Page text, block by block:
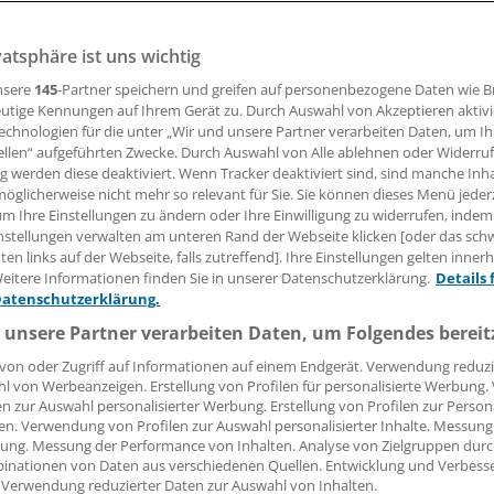
der eine Hausarzt-Praxis aufsucht, hat eine
Beim Verdacht auf eine psychische Erkrankung
Zwei Psychotherapeuten geben Empfehlungen für
Leserin, lieber Leser,
Beitrag können Sie lesen, sobald Sie sich
Jetzt anmelden »
vergessen?
Problem beim Login?
ist mit wenigen Klicks erledigt und kostenlos.
des kostenlosen Login:
ist uns wichtig
145-Partner speichern und greifen auf personenbezogene Daten wie
Kennungen auf Ihrem Gerät zu. Durch Auswahl von Akzeptieren
für die unter „Wir und unsere Partner verarbeiten Daten, um
aufgeführten Zwecke. Durch Auswahl von Alle ablehnen oder
werden diese deaktiviert. Wenn Tracker deaktiviert sind, sind manche
nicht mehr so relevant für Sie. Sie können dieses Menü
Ihre Einstellungen zu ändern oder Ihre Einwilligung zu widerrufen, indem
verwalten am unteren Rand der Webseite klicken [oder das
links auf der Webseite, falls zutreffend]. Ihre Einstellungen gelten
Informationen finden Sie in unserer Datenschutzerklärung. Details
Partner verarbeiten Daten, um Folgendes
oder Zugriff auf Informationen auf einem Endgerät. Verwendung
von Werbeanzeigen. Erstellung von Profilen für personalisierte
zur Auswahl personalisierter Werbung. Erstellung von Profilen zur
Verwendung von Profilen zur Auswahl personalisierter Inhalte.
Messung der Performance von Inhalten. Analyse von Zielgruppen
von Daten aus verschiedenen Quellen. Entwicklung und
reduzierter Daten zur Auswahl von Inhalten.